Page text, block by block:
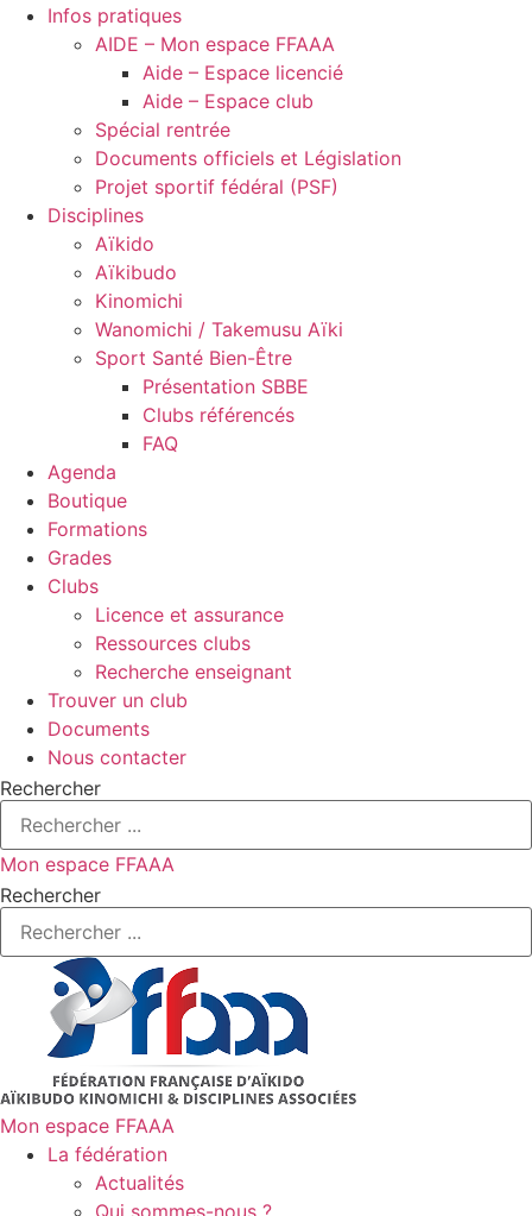
Infos pratiques
AIDE – Mon espace FFAAA
Aide – Espace licencié
Aide – Espace club
Spécial rentrée
Documents officiels et Législation
Projet sportif fédéral (PSF)
Disciplines
Aïkido
Aïkibudo
Kinomichi
Wanomichi / Takemusu Aïki
Sport Santé Bien-Être
Présentation SBBE
Clubs référencés
FAQ
Agenda
Boutique
Formations
Grades
Clubs
Licence et assurance
Ressources clubs
Recherche enseignant
Trouver un club
Documents
Nous contacter
Rechercher
Mon espace FFAAA
Rechercher
Mon espace FFAAA
La fédération
Actualités
Qui sommes-nous ?